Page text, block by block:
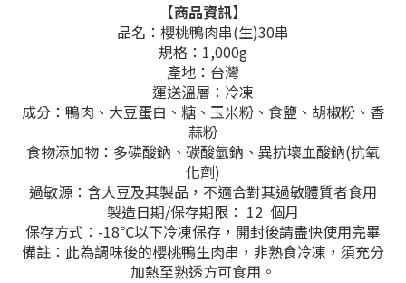
【商品資訊】
品名：櫻桃鴨肉串(生)30串
規格：1,000g
產地：台灣
運送溫層：冷凍
成分： 鴨肉、大豆蛋白、糖、玉米粉、食鹽、胡椒粉、香
蒜粉
食物添加物：多磷酸鈉、碳酸氫鈉、異抗壞血酸鈉(抗氧
化劑)
過敏源：含大豆及其製品，不適合對其過敏體質者食用
製造日期/保存期限： 12 個月
保存方式：-18℃以下冷凍保存，開封後請盡快使用完畢
備註： 此為調味後的櫻桃鴨生肉串，非熟食冷凍，須充分
加熱至熟透方可食用。